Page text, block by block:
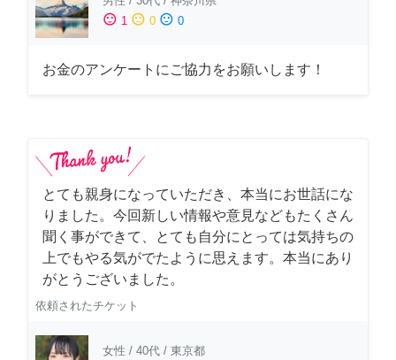
sentiment_satisfied 1 sentiment_neutral 0 sentiment_dissatisfied 0
お金のアンケートにご協力をお願いします！
とても親身になっていただき、本当にお世話にな
りました。今回新しい情報や意見などもたくさん
聞く事ができて、とても自分にとっては気持ちの
上でもやる気がでたように思えます。本当にあり
がとうございました。
依頼されたチケット
女性 / 40代 / 東京都